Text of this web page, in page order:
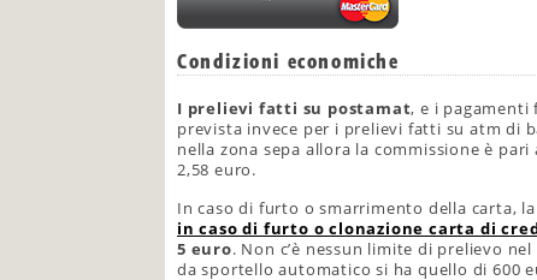
Condizioni economiche
I prelievi fatti su postamat, e i pagamenti
prevista invece per i prelievi fatti su atm di
nella zona sepa allora la commissione è
2,58 euro.
In caso di furto o smarrimento della carta,
in caso di furto o clonazione carta di
5 euro. Non c’è nessun limite di prelievo
da sportello automatico si ha quello di 600